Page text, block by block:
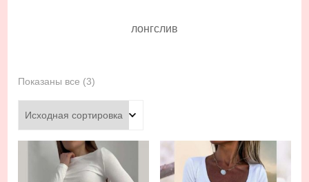
лонгслив
Показаны все (3)